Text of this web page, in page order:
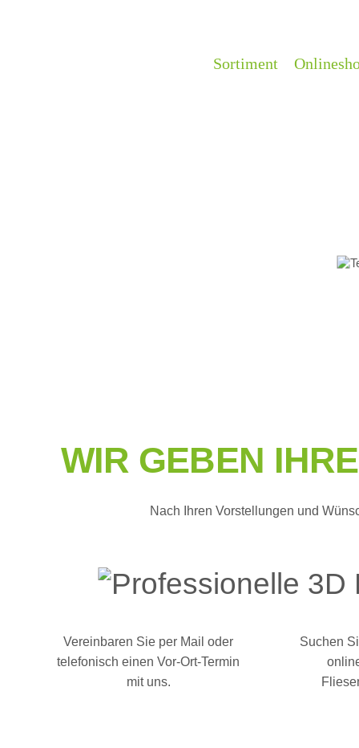
Sortiment
WIR GEBEN
Nach Ihren Vorstellungen und
Vereinbaren Sie per Mail oder
telefonisch einen Vor-Ort-Termin
mit uns.
Suchen